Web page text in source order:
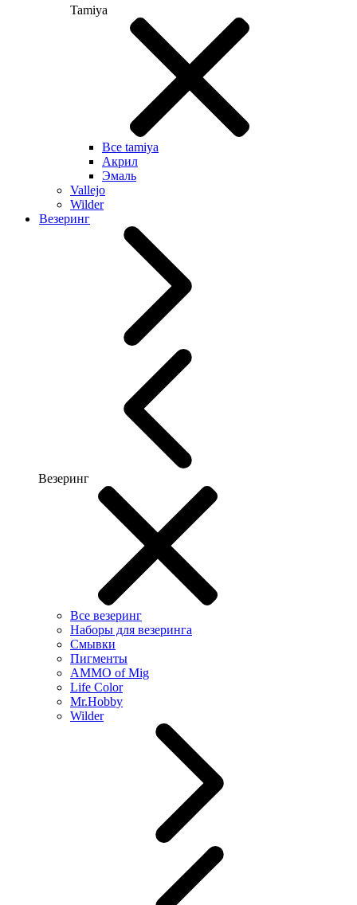
Tamiya
Все tamiya
Акрил
Эмаль
Vallejo
Wilder
Везеринг
Везеринг
Все везеринг
Наборы для везеринга
Смывки
Пигменты
AMMO of Mig
Life Color
Mr.Hobby
Wilder